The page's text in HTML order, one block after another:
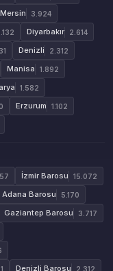
Mersin 3.924
Diyarbakır 2.614
Denizli 2.312
Manisa 1.892
1.582
Erzurum 1.102
İzmir Barosu 15.072
Adana Barosu 5.170
Gaziantep Barosu 3.717
Denizli Barosu 2.312